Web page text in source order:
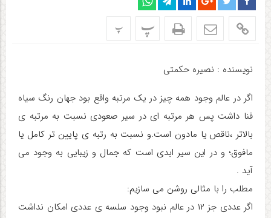
پ پ
نویسنده : نصیره حکمتی
اگر در عالم وجود همه چیز در یک مرتبه واقع بود جهان رنگ سیاه
فنا داشت پس هر مرتبه ای در سیر صعودی نسبت به مرتبه ی
بالاتر ،ناقص یا مادون است.و نسبت به رتبه ی پایین تر کامل یا
مافوق؛ و در این سیر ابدی است که جمال و زیبایی به وجود می
آید .
مطلب را با مثالی روشن می سازیم:
اگر عددی جز ۱۲ در عالم نبود وجود سلسه ی عددی امکان نداشت